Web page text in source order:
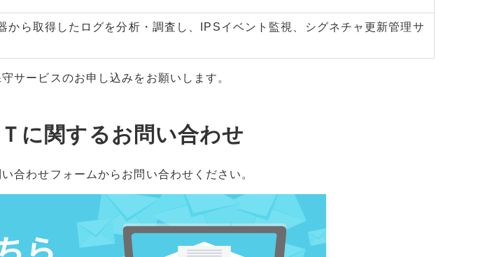
から取得したログを分析・調査し、IPSイベント監視、シグネチャ更新管理サ
サービスのお申し込みをお願いします。
に関するお問い合わせ
合わせフォームからお問い合わせください。